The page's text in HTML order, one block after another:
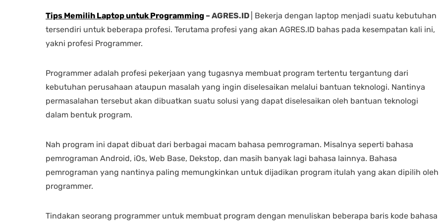
ketika
maupun
online
Tips Memilih Laptop untuk Programming – AGRES.ID
| Bekerja dengan laptop menjadi suatu kebutuhan
tersendiri untuk beberapa profesi. Terutama profesi yang akan AGRES.ID bahas pada kesempatan kali ini,
yakni profesi Programmer.
Programmer adalah profesi pekerjaan yang tugasnya membuat program tertentu tergantung dari
kebutuhan perusahaan ataupun masalah yang ingin diselesaikan melalui bantuan teknologi. Nantinya
permasalahan tersebut akan dibuatkan suatu solusi yang dapat diselesaikan oleh bantuan teknologi
dalam bentuk program.
Nah program ini dapat dibuat dari berbagai macam bahasa pemrograman. Misalnya seperti bahasa
pemrograman Android, iOs, Web Base, Dekstop, dan masih banyak lagi bahasa lainnya. Bahasa
pemrograman yang nantinya paling memungkinkan untuk dijadikan program itulah yang akan dipilih oleh
programmer.
Tindakan seorang programmer untuk membuat program dengan menuliskan beberapa baris kode bahasa
3 years ago
resmi
semua merk dr
ultrabook, hingga gaming ada lho
lengkap bangett joss pokoknyaa
3 years ago
Gak sia sia jauh jauh dari
cikarang.Note aja sih buat
belanja di sini, wa terlebih
barang yg mau di beli